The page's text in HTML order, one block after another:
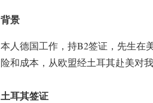
背景
本人德国工作，持B2签证，先生在
险和成本，从欧盟经土耳其赴美对
土耳其签证